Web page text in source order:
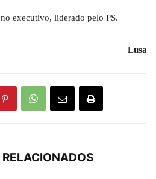
executivo, liderado pelo PS.
Lusa